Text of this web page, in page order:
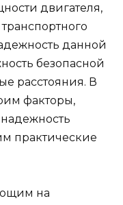
двигателя,
данной
безопасной
расстояния. В
факторы,
практические
на